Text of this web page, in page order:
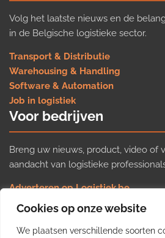
Cookies op onze website
We plaatsen verschillende soorten
Volg het laatste nieuws en de
in de Belgische logistieke sector.
Transport & Distributie
Warehousing & Handling
Software & Automation
Job in logistiek
Voor bedrijven
Breng uw nieuws, product, video of
aandacht van logistieke
Adverteren op Logistiek.be
Nieuws insturen
Uw video op Logistiek.TV
Job plaatsen